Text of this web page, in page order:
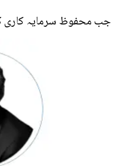
جب محفوظ سرمایہ کاری